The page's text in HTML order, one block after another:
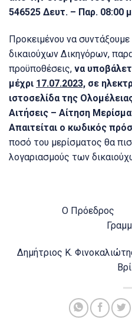
546525 Δευτ. – Παρ. 08:00
Προκειμένου να
δικαιούχων Δικηγόρων,
προϋποθέσεις, να
μέχρι 17.07.2023, σε
ιστοσελίδα της
Αιτήσεις – Αίτηση
Απαιτείται ο κωδικός
ποσό του μερίσματος θα
λογαριασμούς των
Ο
Δημήτριος Κ.